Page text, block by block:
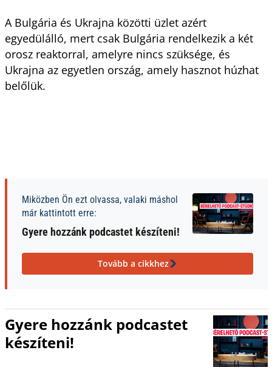
A Bulgária és Ukrajna közötti üzlet azért
egyedülálló, mert csak Bulgária rendelkezik a két
orosz reaktorral, amelyre nincs szüksége, és
Ukrajna az egyetlen ország, amely hasznot húzhat
belőlük.
Miközben Ön ezt olvassa, valaki máshol
már kattintott erre:
Gyere hozzánk podcastet készíteni!
Tovább a cikkhez
Gyere hozzánk podcastet
készíteni!